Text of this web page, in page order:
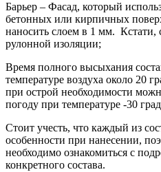
Барьер – Фасад, который
бетонных или кирпичных
наносить слоем в 1 мм. Кстати,
рулонной изоляции;
Время полного высыхания
температуре воздуха около 20
при острой необходимости
погоду при температуре -30
Стоит учесть, что каждый из
особенности при нанесении,
необходимо ознакомиться с
конкретного состава.